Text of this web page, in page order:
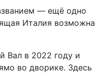
— ещё одно
Италия возможна
Вал в 2022 году и
во дворике. Здесь